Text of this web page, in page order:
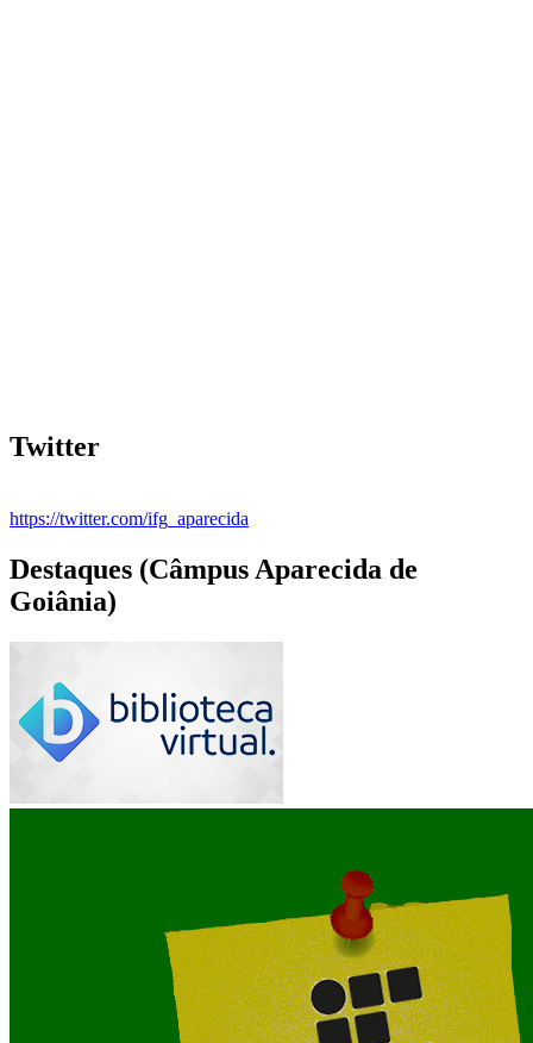
Twitter
https://twitter.com/ifg_aparecida
Destaques (Câmpus Aparecida de
Goiânia)